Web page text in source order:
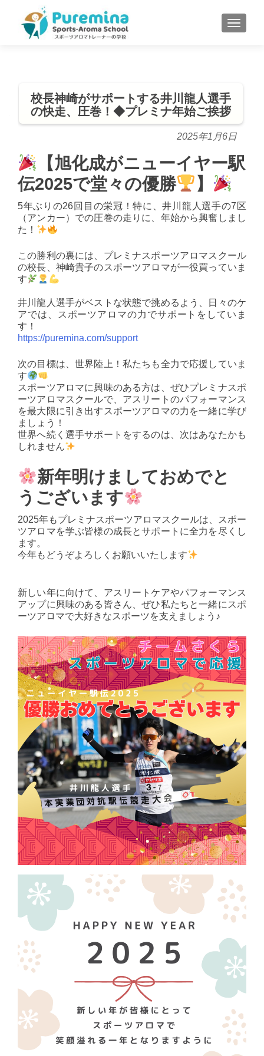
MENU
校長神崎がサポートする井川龍人選手
の快走、圧巻！◆プレミナ年始ご挨拶
2025年1月6日
【旭化成がニューイヤー駅
伝2025で堂々の優勝
】
5年ぶりの26回目の栄冠！特に、井川龍人選手の7区
（アンカー）での圧巻の走りに、年始から興奮しまし
た！
この勝利の裏には、プレミナスポーツアロマスクール
の校長、神崎貴子のスポーツアロマが一役買っていま
す
井川龍人選手がベストな状態で挑めるよう、日々のケ
アでは、スポーツアロマの力でサポートをしていま
す！
https://puremina.com/support
次の目標は、世界陸上！私たちも全力で応援していま
す
スポーツアロマに興味のある方は、ぜひプレミナスポ
ーツアロマスクールで、アスリートのパフォーマンス
を最大限に引き出すスポーツアロマの力を一緒に学び
ましょう！
世界へ続く選手サポートをするのは、次はあなたかも
しれません
新年明けましておめでと
うございます
2025年もプレミナスポーツアロマスクールは、スポー
ツアロマを学ぶ皆様の成長とサポートに全力を尽くし
ます。
今年もどうぞよろしくお願いいたします
新しい年に向けて、アスリートケアやパフォーマンス
アップに興味のある皆さん、ぜひ私たちと一緒にスポ
ーツアロマで大好きなスポーツを支えましょう♪